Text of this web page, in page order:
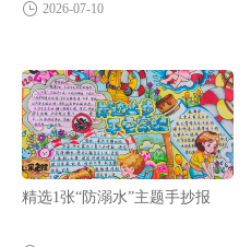
2026-07-10
精选1张“防溺水”主题手抄报